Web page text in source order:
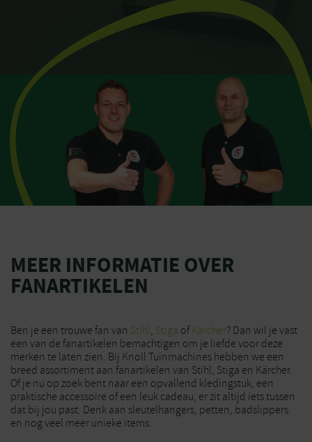
MEER INFORMATIE OVER
FANARTIKELEN
Ben je een trouwe fan van Stihl, Stiga ofKärcher? Dan wil je vast
een van de fanartikelen bemachtigen om je liefde voor deze
merken te laten zien. Bij Knoll Tuinmachines hebben we een
breed assortiment aan fanartikelen van Stihl, Stiga en Kärcher.
Of je nu op zoek bent naar een opvallend kledingstuk, een
praktische accessoire of een leuk cadeau, er zit altijd iets tussen
dat bij jou past. Denk aan sleutelhangers, petten, badslippers
en nog veel meer unieke items.